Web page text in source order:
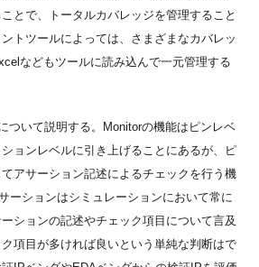
とで、トータルカバレッジを管理すること
トツールによっては、さまざまなカバレッ
などもツールに読み込んで一元管理する
ついて説明する。Monitorの機能はピンレベ
ョンレベルに引き上げることにあるが、ピ
アサーション記述によるチェックを行う機
ーションはシミュレーションにおいて常に
ションの記述やチェック項目について言及
項目が多ければ良いという単純な判断はで